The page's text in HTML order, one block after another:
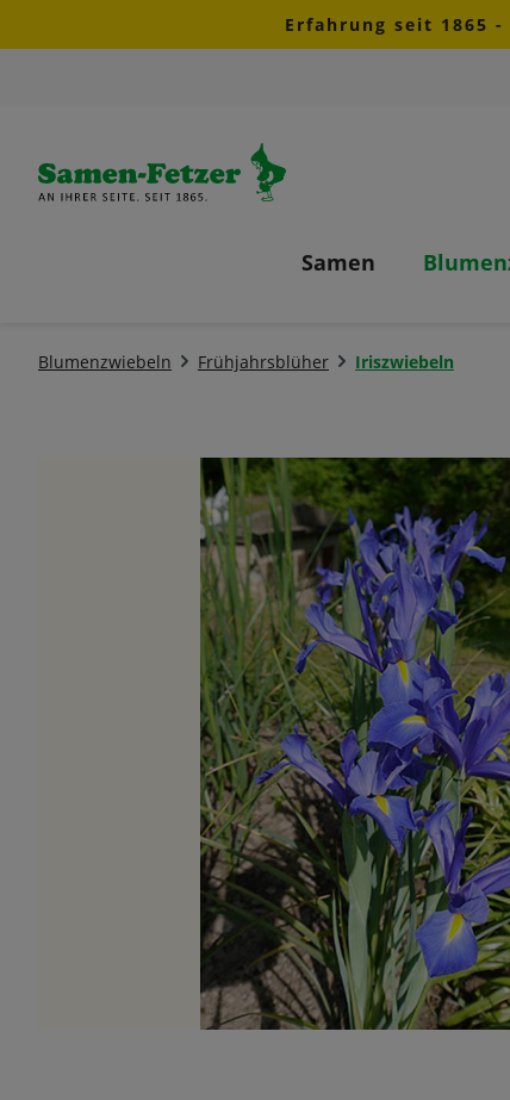
Zur Hauptnavigation springenErfahrung seit 1865
Samen
Blumenzwiebeln Frühjahrsblüher Iriszwiebeln
Bildergalerie überspringen